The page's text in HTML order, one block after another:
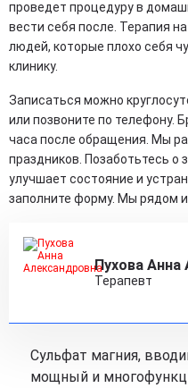
проведет процедуру в
вести себя после. Терапия
людей, которые плохо себя
клинику.
Записаться можно
или позвоните по телефону.
часа после обращения. Мы
праздников. Позаботьтесь о
улучшает состояние и
заполните форму. Мы рядом
Пухова Анна
Терапевт
Сульфат магния,
мощный и